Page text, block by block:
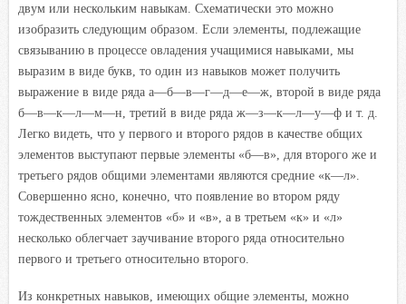
двум или нескольким навыкам. Схематически это можно
изобразить следующим образом. Если элементы, подлежащие
связыванию в процессе овладения учащимися навыками, мы
выразим в виде букв, то один из навыков может получить
выражение в виде ряда а—б—в—г—д—е—ж, второй в виде ряда
б—в—к—л—м—н, третий в виде ряда ж—з—к—л—у—ф и т. д.
Легко видеть, что у первого и второго рядов в качестве общих
элементов выступают первые элементы «б—в», для второго же и
третьего рядов общими элементами являются средние «к—л».
Совершенно ясно, конечно, что появление во втором ряду
тождественных элементов «б» и «в», а в третьем «к» и «л»
несколько облегчает заучивание второго ряда относительно
первого и третьего относительно второго.
Из конкретных навыков, имеющих общие элементы, можно